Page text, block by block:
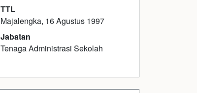
TTL
Majalengka, 16 Agustus 1997
Jabatan
Tenaga Administrasi Sekolah